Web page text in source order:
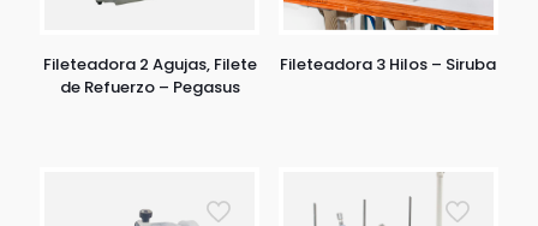
Fileteadora 2 Agujas, Filete
de Refuerzo – Pegasus
Fileteadora 3 Hilos – Siruba